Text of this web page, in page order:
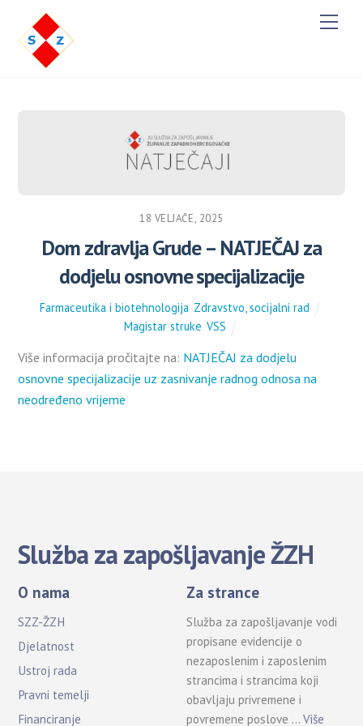
M
e
18 VELJAČE, 2025
Dom zdravlja Grude – NATJEČAJ za
dodjelu osnovne specijalizacije
Farmaceutika i biotehnologija Zdravstvo, socijalni rad
Magistar struke VSS
Više informacija pročitajte na: NATJEČAJ za dodjelu
osnovne specijalizacije uz zasnivanje radnog odnosa na
neodređeno vrijeme
Služba za zapošljavanje ŽZH
O nama
SZZ-ŽZH
Djelatnost
Ustroj rada
Pravni temelji
Financiranje
Za strance
Služba za zapošljavanje vodi
propisane evidencije o
nezaposlenim i zaposlenim
strancima i strancima koji
obavljaju privremene i
povremene poslove …Više